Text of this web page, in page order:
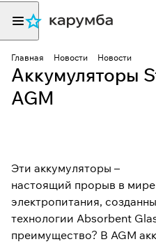
Главная Новости Новости
Аккумуляторы
AGM
Эти аккумуляторы –
настоящий прорыв в
электропитания,
технологии Absorbent
преимущество? В AGM